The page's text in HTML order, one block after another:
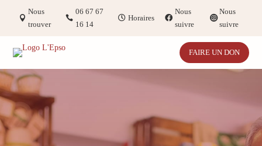
Nous
trouver
06 67 67
16 14
Horaires
Nous
suivre
Nous
suivre
FAIRE UN DON